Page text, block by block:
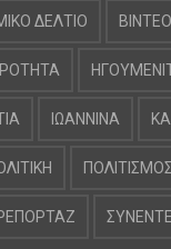
ΔΕΛΤΙΟ ΒΙΝΤΕΟ
ΙΩΑΝΝΙΝΑ
ΠΟΛΙΤΙΣΜΟΣ